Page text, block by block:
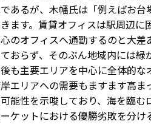
あるが、木幡氏は「例えばお
ます。賃貸オフィスは駅周辺
のオフィスへ通勤するのと大
おらず、そのぶん地域内には緑
も主要エリアを中心に全体的な
エリアへの需要もますます高
能性を示唆しており、海を臨
ケットにおける優勝劣敗を分け